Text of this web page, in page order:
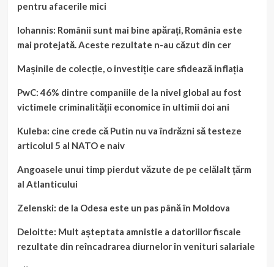
pentru afacerile mici
Iohannis: Românii sunt mai bine apărați, România este
mai protejată. Aceste rezultate n-au căzut din cer
Mașinile de colecție, o investiție care sfidează inflația
PwC: 46% dintre companiile de la nivel global au fost
victimele criminalității economice în ultimii doi ani
Kuleba: cine crede că Putin nu va îndrăzni să testeze
articolul 5 al NATO e naiv
Angoasele unui timp pierdut văzute de pe celălalt țărm
al Atlanticului
Zelenski: de la Odesa este un pas până în Moldova
Deloitte: Mult așteptata amnistie a datoriilor fiscale
rezultate din reîncadrarea diurnelor în venituri salariale